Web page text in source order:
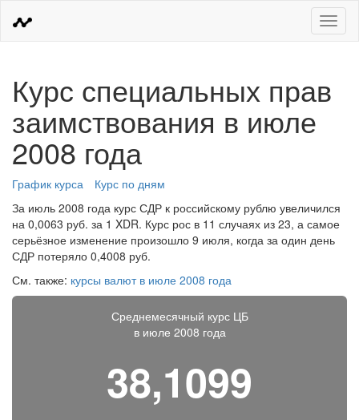
Меню
Курс специальных прав
заимствования в июле
2008 года
График курса
Курс по дням
За июль 2008 года курс СДР к российскому рублю увеличился
на 0,0063 руб. за 1 XDR. Курс рос в 11 случаях из 23, а самое
серьёзное изменение произошло 9 июля, когда за один день
СДР потеряло 0,4008 руб.
См. также: курсы валют в июле 2008 года
Среднемесячный курс ЦБ
в июле 2008 года
38,1099